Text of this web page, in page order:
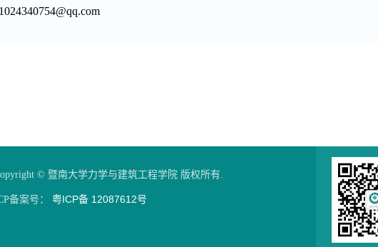
© 暨南大学力学与建筑工程学院 版权所有.
备案号： 粤ICP备 12087612号